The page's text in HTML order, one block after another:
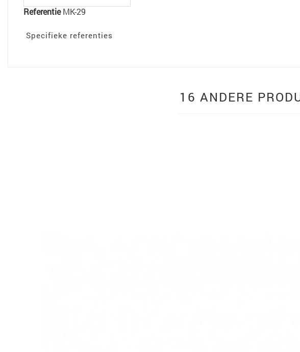
Referentie MK-29
Specifieke referenties
16 ANDERE